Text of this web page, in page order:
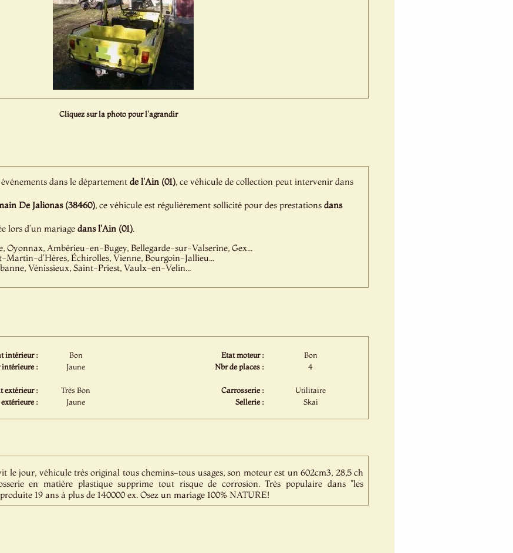
Cliquez sur la photo pour l'agrandir
dans le département de l'Ain (01), ce véhicule de collection peut intervenir dans
De Jalionas (38460), ce véhicule est régulièrement sollicité pour des prestations dans
lors d’un mariage dans l'Ain (01).
Oyonnax, Ambérieu-en-Bugey, Bellegarde-sur-Valserine, Gex...
Martin-d'Hères, Échirolles, Vienne, Bourgoin-Jallieu...
Vénissieux, Saint-Priest, Vaulx-en-Velin...
intérieur :
Bon
intérieure :
Jaune
extérieur :
Très Bon
:
Jaune
Etat moteur :
Bon
Nbr de places :
4
Carrosserie :
Utilitaire
Sellerie :
Skai
le jour, véhicule très original tous chemins-tous usages, son moteur est un 602cm3, 28,5 ch
en matière plastique supprime tout risque de corrosion. Très populaire dans "les
19 ans à plus de 140000 ex. Osez un mariage 100% NATURE!